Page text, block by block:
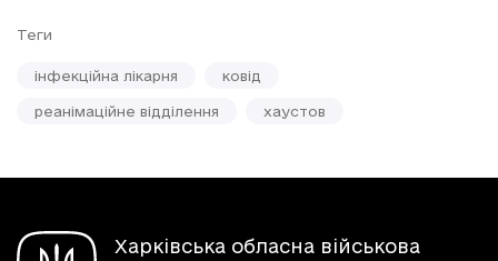
Теги
інфекційна лікарня ковід
реанімаційне відділення хаустов
Харківська обласна військова